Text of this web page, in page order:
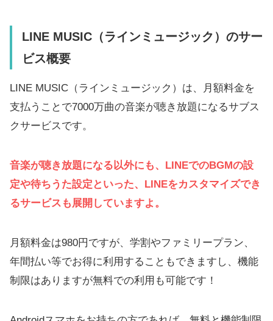
LINE MUSIC（ラインミュージック）のサー
ビス概要
LINE MUSIC（ラインミュージック）は、月額料金を
支払うことで7000万曲の音楽が聴き放題になるサブス
クサービスです。
音楽が聴き放題になる以外にも、LINEでのBGMの設
定や待ちうた設定といった、LINEをカスタマイズでき
るサービスも展開していますよ。
月額料金は980円ですが、学割やファミリープラン、
年間払い等でお得に利用することもできますし、機能
制限はありますが無料での利用も可能です！